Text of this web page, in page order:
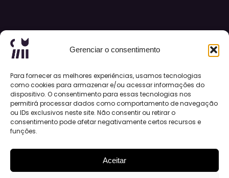
Gerenciar o consentimento
Para fornecer as melhores experiências, usamos tecnologias
como cookies para armazenar e/ou acessar informações do
dispositivo. O consentimento para essas tecnologias nos
permitirá processar dados como comportamento de navegação
ou IDs exclusivos neste site. Não consentir ou retirar o
consentimento pode afetar negativamente certos recursos e
funções.
Aceitar